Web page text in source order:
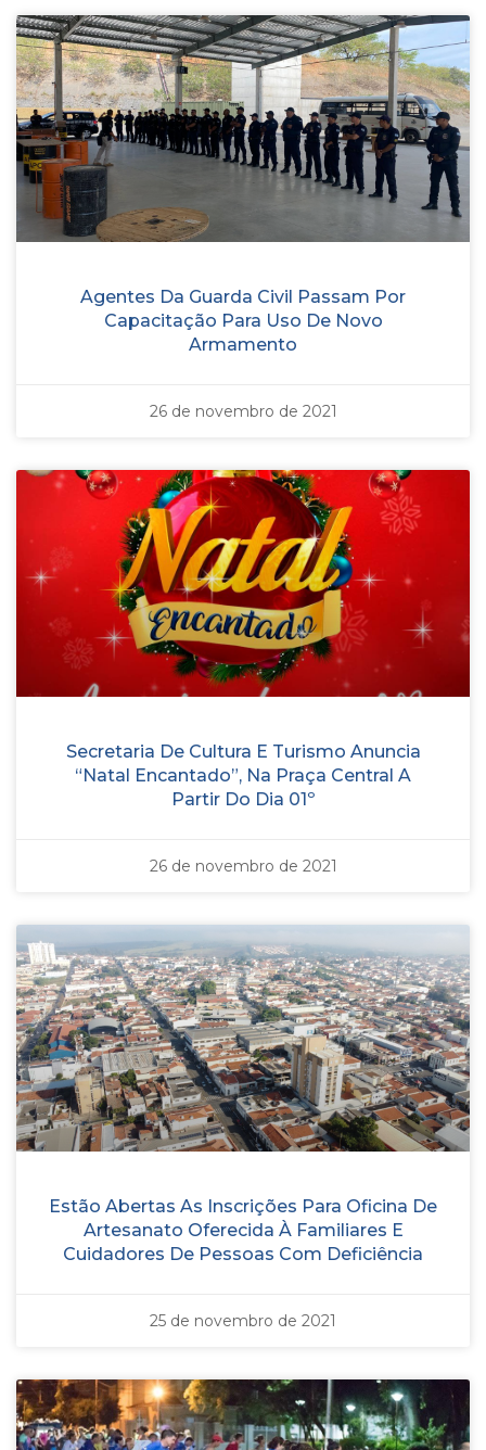
Agentes Da Guarda Civil Passam Por
Capacitação Para Uso De Novo
Armamento
26 de novembro de 2021
Secretaria De Cultura E Turismo Anuncia
“Natal Encantado”, Na Praça Central A
Partir Do Dia 01º
26 de novembro de 2021
Estão Abertas As Inscrições Para Oficina De
Artesanato Oferecida À Familiares E
Cuidadores De Pessoas Com Deficiência
25 de novembro de 2021